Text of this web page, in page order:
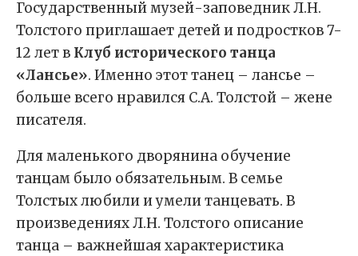
Государственный музей-заповедник Л.Н.
Толстого приглашает детей и подростков 7-
12 лет в Клуб исторического танца
«Лансье». Именно этот танец – лансье –
больше всего нравился С.А. Толстой – жене
писателя.
Для маленького дворянина обучение
танцам было обязательным. В семье
Толстых любили и умели танцевать. В
произведениях Л.Н. Толстого описание
танца – важнейшая характеристика